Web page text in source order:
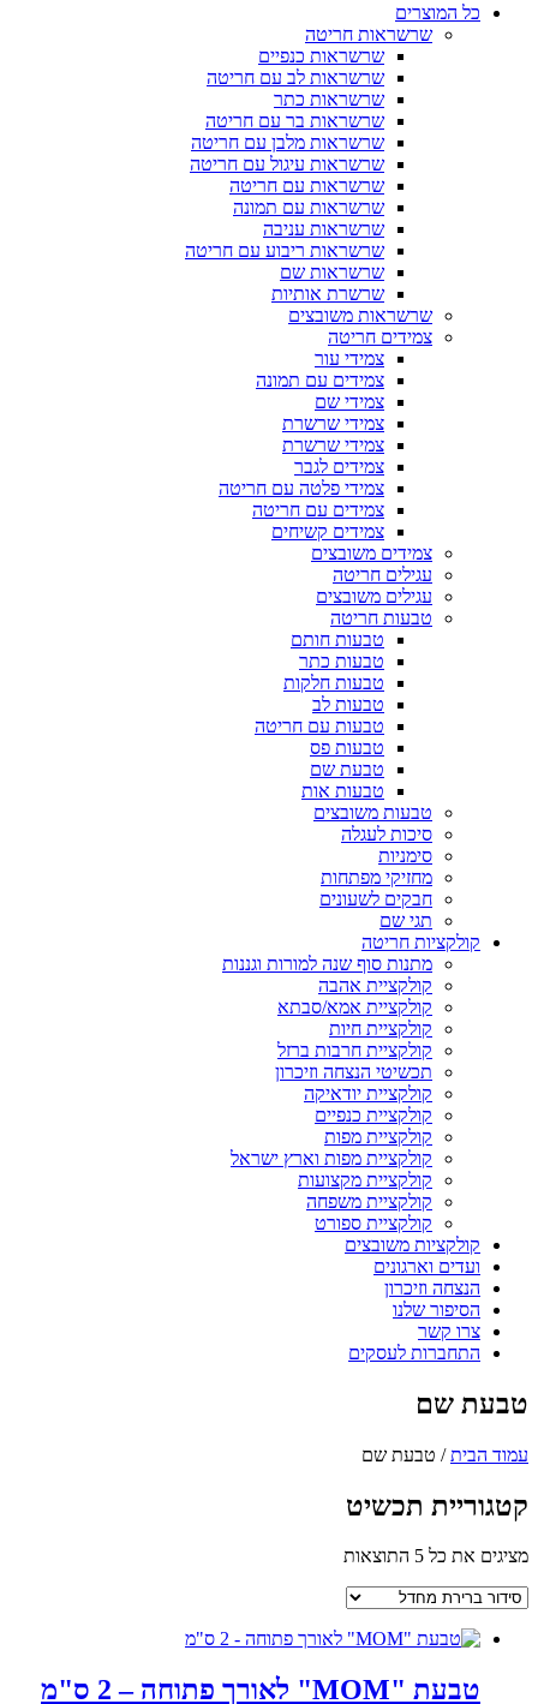
כל המוצרים
שרשראות חריטה
שרשראות כנפיים
שרשראות לב עם חריטה
שרשראות כתר
שרשראות בר עם חריטה
שרשראות מלבן עם חריטה
שרשראות עיגול עם חריטה
שרשראות עם חריטה
שרשראות עם תמונה
שרשראות עניבה
שרשראות ריבוע עם חריטה
שרשראות שם
שרשרת אותיות
שרשראות משובצים
צמידים חריטה
צמידי עור
צמידים עם תמונה
צמידי שם
צמידי שרשרת
צמידי שרשרת
צמידים לגבר
צמידי פלטה עם חריטה
צמידים עם חריטה
צמידים קשיחים
צמידים משובצים
עגילים חריטה
עגילים משובצים
טבעות חריטה
טבעות חותם
טבעות כתר
טבעות חלקות
טבעות לב
טבעות עם חריטה
טבעות פס
טבעת שם
טבעות אות
טבעות משובצים
סיכות לעגלה
סימניות
מחזיקי מפתחות
חבקים לשעונים
תגי שם
קולקציות חריטה
מתנות סוף שנה למורות וגננות
קולקציית אהבה
קולקציית אמא/סבתא
קולקציית חיות
קולקציית חרבות ברזל
תכשיטי הנצחה וזיכרון
קולקציית יודאיקה
קולקציית כנפיים
קולקציית מפות
קולקציית מפות וארץ ישראל
קולקציית מקצועות
קולקציית משפחה
קולקציית ספורט
קולקציות משובצים
ועדים וארגונים
הנצחה וזיכרון
הסיפור שלנו
צרו קשר
התחברות לעסקים
טבעת שם
עמוד הבית/ טבעת שם
קטגוריית תכשיט
מציגים את כל ⁦5⁩ התוצאות
טבעת "MOM" לאורך פתוחה – 2 ס"מ